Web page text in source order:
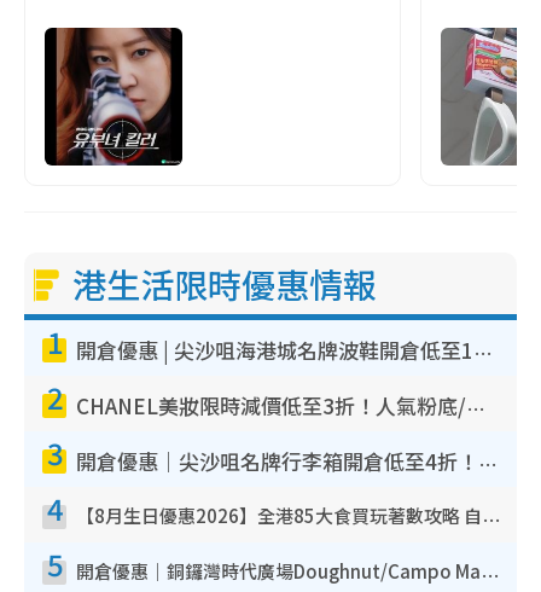
港生活限時優惠情報
1 開倉優惠 | 尖沙咀海港城名牌波鞋開倉低至1折！On鞋$899起／Joy&Peace鞋履$98起
2 CHANEL美妝限時減價低至3折！人氣粉底/唇膏/精華液低至$275！COCO香水都有平
3 開倉優惠｜尖沙咀名牌行李箱開倉低至4折！一連5日 American Tourister/ace./Hallmark $200起！
4 【8月生日優惠2026】全港85大食買玩著數攻略 自助餐/火鍋放題同行免費＋誠品/DONKI送現金券
5 開倉優惠｜銅鑼灣時代廣場Doughnut/Campo Marzio開倉低至1折！背囊、書包、手袋劈價$200起